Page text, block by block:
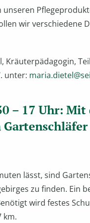
wir verschiedene
Kräuterpädagogin,
unter:
– 17 Uhr: Mit
lässt, sind
zu finden. Ein
wird festes
km.